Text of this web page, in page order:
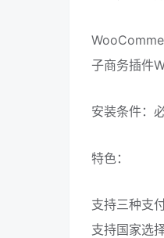
子商务插件
安装条件：
特色：
支持三种支
支持国家选